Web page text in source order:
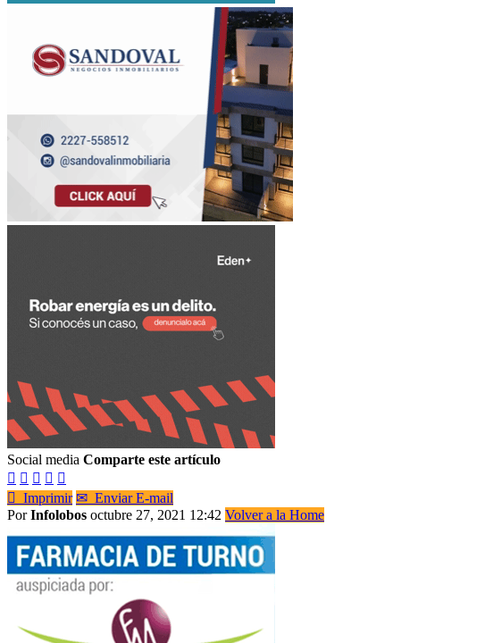
Social media Comparte este artículo
    
 Imprimir ✉ Enviar E-mail
PorInfolobos octubre 27, 2021 12:42 Volver a la Home